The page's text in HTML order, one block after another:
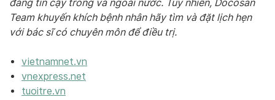
đáng tin cậy trong và ngoài nước. Tuy nhiên, Docosan
Team khuyến khích bệnh nhân hãy tìm và đặt lịch hẹn
với bác sĩ có chuyên môn để điều trị.
vietnamnet.vn
vnexpress.net
tuoitre.vn